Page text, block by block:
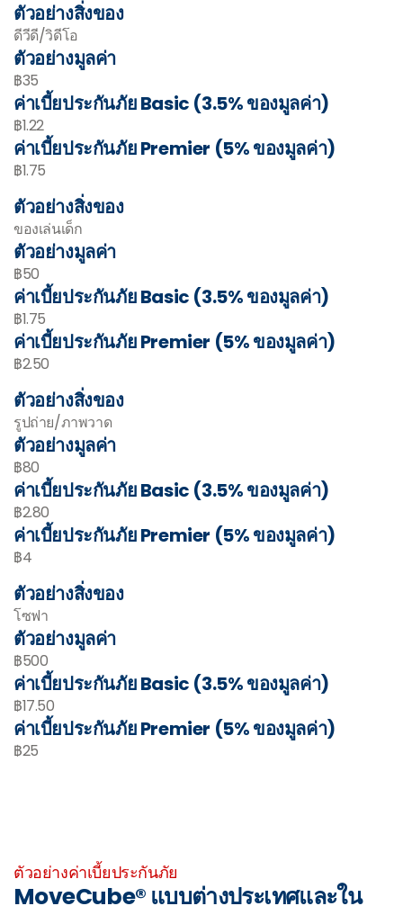
ตัวอย่างสิ่งของ
ดีวีดี/วิดีโอ
ตัวอย่างมูลค่า
฿35
ค่าเบี้ยประกันภัย Basic (3.5% ของมูลค่า)
฿1.22
ค่าเบี้ยประกันภัย Premier (5% ของมูลค่า)
฿1.75
ตัวอย่างสิ่งของ
ของเล่นเด็ก
ตัวอย่างมูลค่า
฿50
ค่าเบี้ยประกันภัย Basic (3.5% ของมูลค่า)
฿1.75
ค่าเบี้ยประกันภัย Premier (5% ของมูลค่า)
฿2.50
ตัวอย่างสิ่งของ
รูปถ่าย/ภาพวาด
ตัวอย่างมูลค่า
฿80
ค่าเบี้ยประกันภัย Basic (3.5% ของมูลค่า)
฿2.80
ค่าเบี้ยประกันภัย Premier (5% ของมูลค่า)
฿4
ตัวอย่างสิ่งของ
โซฟา
ตัวอย่างมูลค่า
฿500
ค่าเบี้ยประกันภัย Basic (3.5% ของมูลค่า)
฿17.50
ค่าเบี้ยประกันภัย Premier (5% ของมูลค่า)
฿25
ตัวอย่างค่าเบี้ยประกันภัย
MoveCube® แบบต่างประเทศและใน